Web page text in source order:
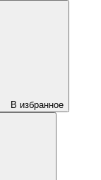
В избранное